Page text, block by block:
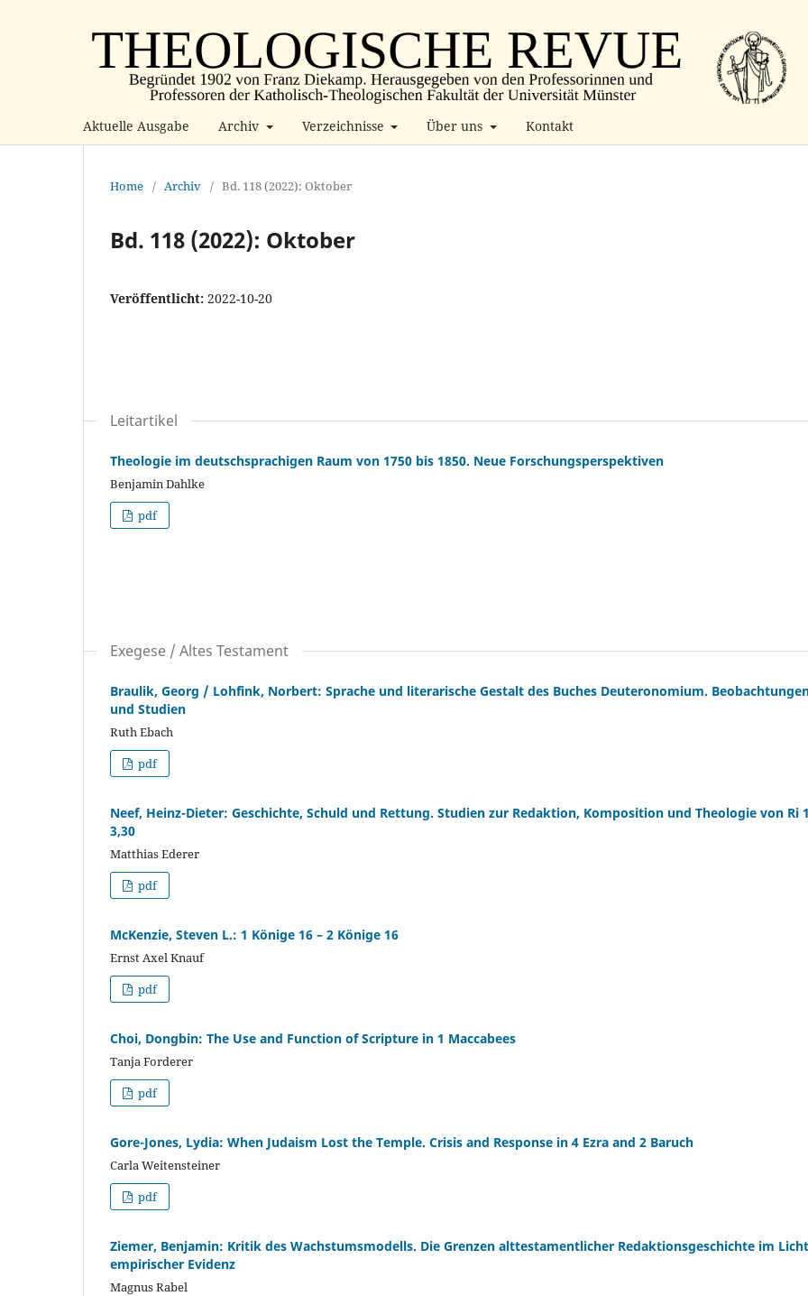
Aktuelle Ausgabe Archiv Verzeichnisse Über uns Kontakt
Home / Archiv / Bd. 118 (2022): Oktober
Bd. 118 (2022): Oktober
Veröffentlicht: 2022-10-20
Leitartikel
Theologie im deutschsprachigen Raum von 1750 bis 1850. Neue Forschungsperspektiven
Benjamin Dahlke
pdf
Exegese / Altes Testament
Braulik, Georg / Lohfink, Norbert: Sprache und literarische Gestalt des Buches Deuteronomium.
und Studien
Ruth Ebach
pdf
Neef, Heinz-Dieter: Geschichte, Schuld und Rettung. Studien zur Redaktion, Komposition und Theologie von Ri
3,30
Matthias Ederer
pdf
McKenzie, Steven L.: 1 Könige 16 – 2 Könige 16
Ernst Axel Knauf
pdf
Choi, Dongbin: The Use and Function of Scripture in 1 Maccabees
Tanja Forderer
pdf
Gore-Jones, Lydia: When Judaism Lost the Temple. Crisis and Response in 4 Ezra and 2 Baruch
Carla Weitensteiner
pdf
Ziemer, Benjamin: Kritik des Wachstumsmodells. Die Grenzen alttestamentlicher Redaktionsgeschichte im
empirischer Evidenz
Magnus Rabel